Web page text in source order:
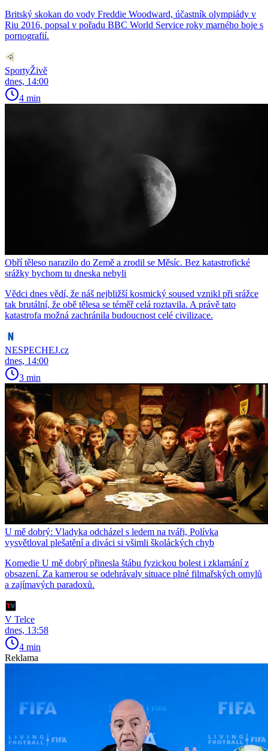
Britský skokan do vody Freddie Woodward, účastník olympiády v
Riu 2016, popsal v pořadu BBC World Service roky marného boje s
pornografií.
SportyŽivě
dnes, 14:00
4 min
Obří těleso narazilo do Země a zrodil se Měsíc. Bez katastrofické
srážky bychom tu dneska nebyli
Vědci dnes vědí, že náš nejbližší kosmický soused vznikl při srážce
tak brutální, že obě tělesa se téměř celá roztavila. A právě tato
katastrofa možná zachránila budoucnost celé civilizace.
NESPECHEJ.cz
dnes, 14:00
3 min
U mě dobrý: Vladyka odcházel s ledem na tváři, Polívka
vysvětloval plešatění a diváci si všimli školáckých chyb
Komedie U mě dobrý přinesla štábu fyzickou bolest i zklamání z
obsazení. Za kamerou se odehrávaly situace plné filmařských omylů
a zajímavých paradoxů.
V Telce
dnes, 13:58
4 min
Reklama